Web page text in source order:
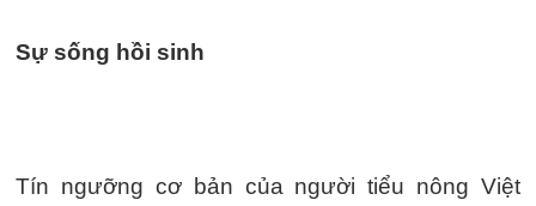
Sự sống hồi sinh
Tín ngưỡng cơ bản của người tiểu nông Việt